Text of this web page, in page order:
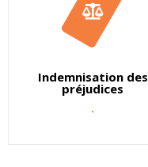
Indemnisation des
préjudices
.